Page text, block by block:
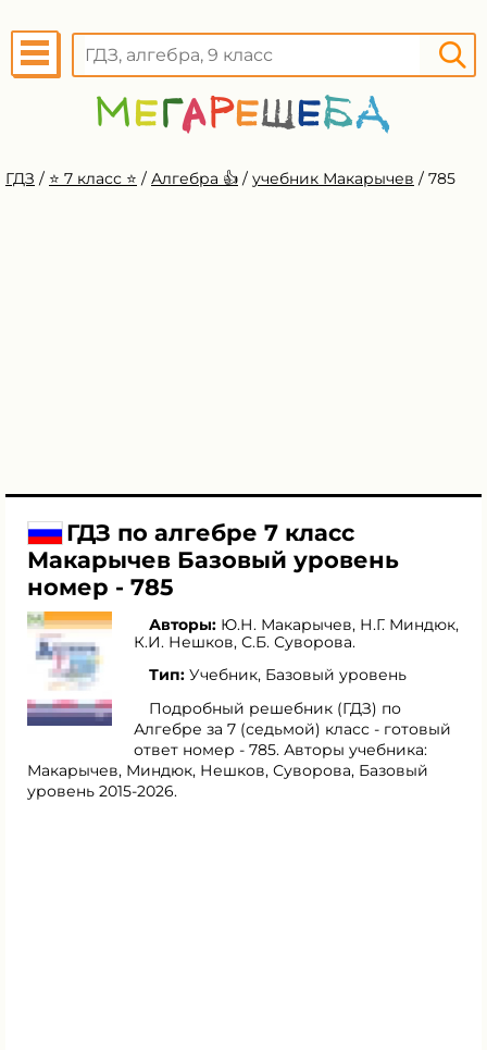
ГДЗ / ⭐️ 7 класс ⭐️ / Алгебра 👍 / учебник Макарычев / 785
ГДЗ по алгебре 7 класс
Макарычев Базовый уровень
номер - 785
Авторы: Ю.Н. Макарычев, Н.Г. Миндюк,
К.И. Нешков, С.Б. Суворова.
Тип: Учебник, Базовый уровень
Подробный решебник (ГДЗ) по
Алгебре за 7 (седьмой) класс - готовый
ответ номер - 785. Авторы учебника:
Макарычев, Миндюк, Нешков, Суворова, Базовый
уровень 2015-2026.